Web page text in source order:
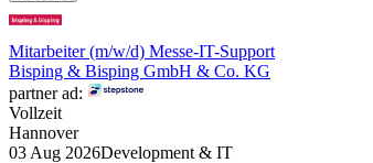
Mitarbeiter (m/w/d) Messe-IT-Support
Bisping & Bisping GmbH & Co. KG
partner ad:
Vollzeit
Hannover
03 Aug 2026Development & IT